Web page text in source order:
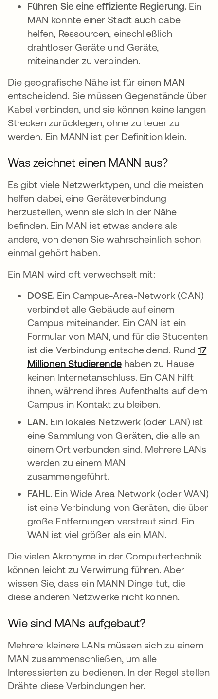
Führen Sie eine effiziente Regierung. Ein
MAN könnte einer Stadt auch dabei
helfen, Ressourcen, einschließlich
drahtloser Geräte und Geräte,
miteinander zu verbinden.
Die geografische Nähe ist für einen MAN
entscheidend. Sie müssen Gegenstände über
Kabel verbinden, und sie können keine langen
Strecken zurücklegen, ohne zu teuer zu
werden. Ein MANN ist per Definition klein.
Was zeichnet einen MANN aus?
Es gibt viele Netzwerktypen, und die meisten
helfen dabei, eine Geräteverbindung
herzustellen, wenn sie sich in der Nähe
befinden. Ein MAN ist etwas anders als
andere, von denen Sie wahrscheinlich schon
einmal gehört haben.
Ein MAN wird oft verwechselt mit:
DOSE. Ein Campus-Area-Network (CAN)
verbindet alle Gebäude auf einem
Campus miteinander. Ein CAN ist ein
Formular von MAN, und für die Studenten
ist die Verbindung entscheidend. Rund17
Millionen Studierendewird in einer neuen
haben zu Hause
keinen Internetanschluss. Ein CAN hilft
ihnen, während ihres Aufenthalts auf dem
Campus in Kontakt zu bleiben.
LAN. Ein lokales Netzwerk (oder LAN) ist
eine Sammlung von Geräten, die alle an
einem Ort verbunden sind. Mehrere LANs
werden zu einem MAN
zusammengeführt.
FAHL. Ein Wide Area Network (oder WAN)
ist eine Verbindung von Geräten, die über
große Entfernungen verstreut sind. Ein
WAN ist viel größer als ein MAN.
Die vielen Akronyme in der Computertechnik
können leicht zu Verwirrung führen. Aber
wissen Sie, dass ein MANN Dinge tut, die
diese anderen Netzwerke nicht können.
Wie sind MANs aufgebaut?
Mehrere kleinere LANs müssen sich zu einem
MAN zusammenschließen, um alle
Interessierten zu bedienen. In der Regel stellen
Drähte diese Verbindungen her.